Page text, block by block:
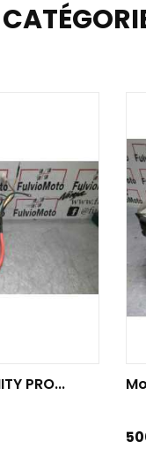
PRO...